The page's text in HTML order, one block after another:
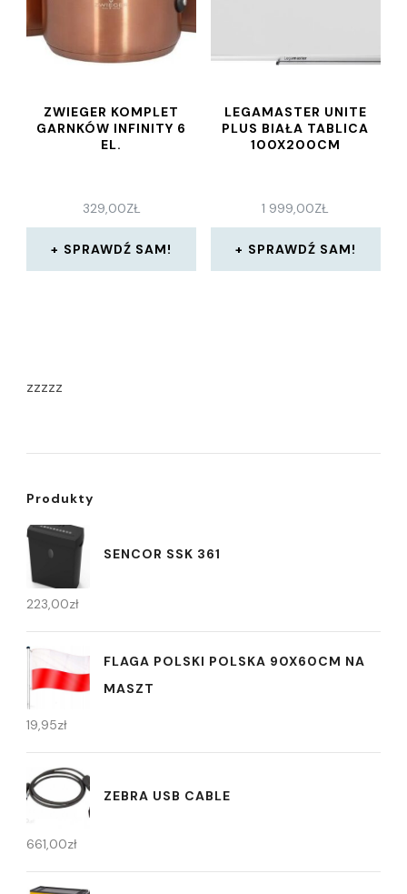
ZWIEGER KOMPLET
GARNKÓW INFINITY 6
EL.
329,00ZŁ
SPRAWDŹ SAM!
LEGAMASTER UNITE
PLUS BIAŁA TABLICA
100X200CM
1 999,00ZŁ
SPRAWDŹ SAM!
zzzzz
Produkty
SENCOR SSK 361
223,00zł
FLAGA POLSKI POLSKA 90X60CM NA
MASZT
19,95zł
ZEBRA USB CABLE
661,00zł